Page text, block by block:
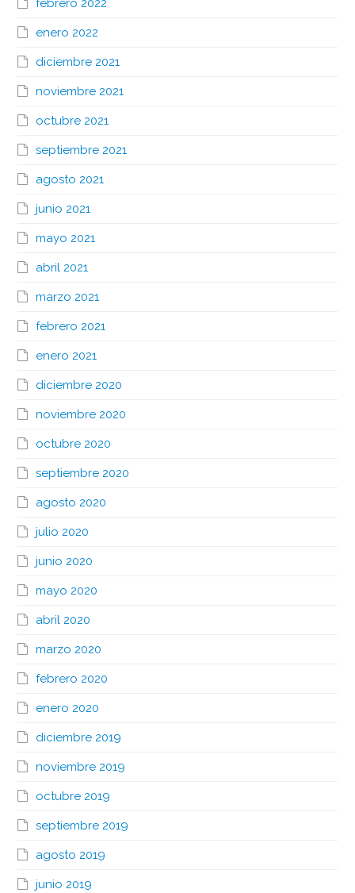
febrero 2022
enero 2022
diciembre 2021
noviembre 2021
octubre 2021
septiembre 2021
agosto 2021
junio 2021
mayo 2021
abril 2021
marzo 2021
febrero 2021
enero 2021
diciembre 2020
noviembre 2020
octubre 2020
septiembre 2020
agosto 2020
julio 2020
junio 2020
mayo 2020
abril 2020
marzo 2020
febrero 2020
enero 2020
diciembre 2019
noviembre 2019
octubre 2019
septiembre 2019
agosto 2019
junio 2019